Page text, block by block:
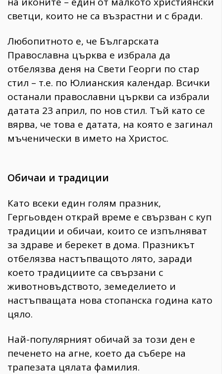
светци, които не са възрастни и с бради.
Любопитното е, че Българската
Православна църква е избрала да
отбелязва деня на Свети Георги по стар
стил – т.е. по Юлианския календар. Всички
останали православни църкви са избрали
датата 23 април, по нов стил. Тъй като се
вярва, че това е датата, на която е загинал
мъченически в името на Христос.
Обичаи и традиции
Като всеки един голям празник,
Гергьовден открай време е свързван с куп
традиции и обичаи, които се изпълняват
за здраве и берекет в дома. Празникът
отбелязва настъпващото лято, заради
което традициите са свързани с
животновъдството, земеделието и
настъпващата нова стопанска година като
цяло.
Най-популярният обичай за този ден е
печенето на агне, което да събере на
трапезата цялата фамилия.